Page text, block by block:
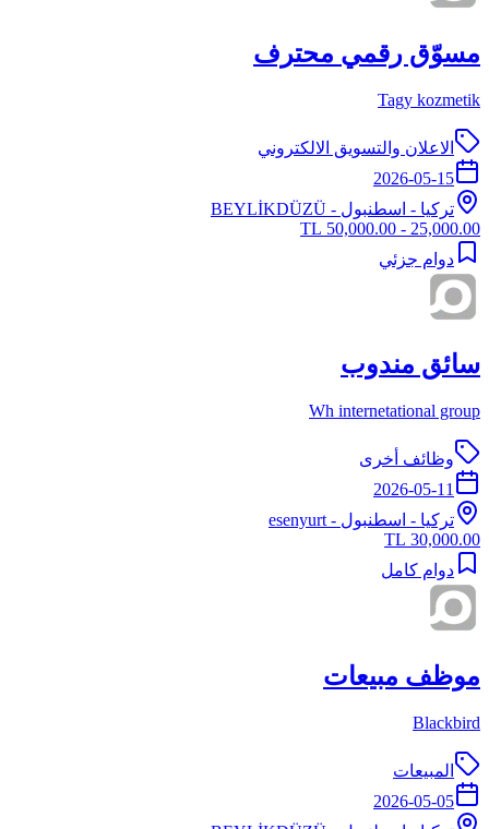
مسوّق رقمي محترف
Tagy kozmetik
الاعلان والتسويق الالكتروني
2026-05-15
تركيا - اسطنبول - BEYLİKDÜZÜ
25,000.00 - 50,000.00 TL
دوام جزئي
سائق مندوب
Wh internetational group
وظائف أخرى
2026-05-11
تركيا - اسطنبول - esenyurt
30,000.00 TL
دوام كامل
موظف مبيعات
Blackbird
المبيعات
2026-05-05